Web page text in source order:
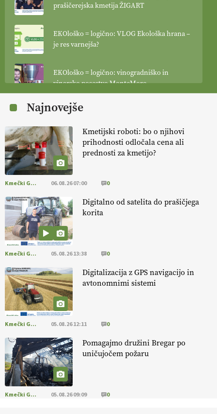
prašičerejska kmetija ŽIGART
EKOloško = logično: VLOG Ekološka hrana –
je res varnejša?
EKOloško = logično: vinogradniško in
vinarsko posestvo MonteMoro
EKOloško = logično: ekološka kmetija
EKOloško = logično: ekološka kmetija
HOMAR
EKOloško = logično: VLOG Ekološko
kmetijstvo brez škropljenja?
EKOloško = logično: ekološka kmetija
ALTENBAHER
EKOloško = logično: ekološko oljarstvo
MORGAN
EKOloško = logično: ekološka kmetija
FREŠER
KMETIJSKA LIGA PRVAKOV: POMLADITEV
KMETIJSKE EKIPE
KMETIJSKA LIGA PRVAKOV: UKRAJINA vs.
EVROPA
Najnovejše
Kmetijski roboti: bo o njihovi
prihodnosti odločala cena ali
prednosti za kmetijo?
Kmečki Glas 06.08.26 07:00 0
Digitalno od satelita do prašičjega
korita
Kmečki Glas 05.08.26 13:38 0
Digitalizacija z GPS navigacijo in
avtonomnimi sistemi
Kmečki Glas 05.08.26 12:11 0
Pomagajmo družini Bregar po
uničujočem požaru
Kmečki Glas 05.08.26 09:09 0